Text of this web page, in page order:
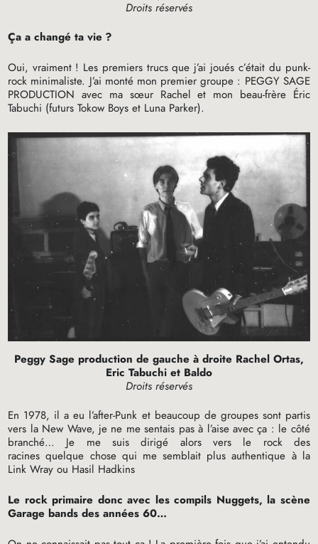
Droits réservés
Ça a changé ta vie ?
Oui, vraiment ! Les premiers trucs que j’ai joués c’était du punk-
rock minimaliste. J’ai monté mon premier groupe : PEGGY SAGE
PRODUCTION avec ma sœur Rachel et mon beau-frère Éric
Tabuchi (futurs Tokow Boys et Luna Parker).
Peggy Sage production de gauche à droite Rachel Ortas,
Eric Tabuchi et Baldo
Droits réservés
En 1978, il a eu l’after-Punk et beaucoup de groupes sont partis
vers la New Wave, je ne me sentais pas à l’aise avec ça : le côté
branché… Je me suis dirigé alors vers le rock des
racines quelque chose qui me semblait plus authentique à la
Link Wray ou Hasil Hadkins
Le rock primaire donc avec les compils Nuggets, la scène
Garage bands des années 60…